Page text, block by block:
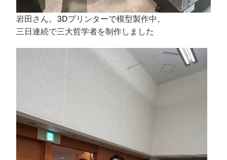
岩田さん。3Dプリンターで模型製作中。
三日連続で三大哲学者を制作しました